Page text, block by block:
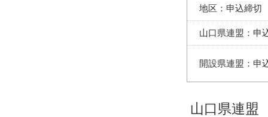
地区：申込締切
山口県連盟：申
開設県連盟：申
山口県連